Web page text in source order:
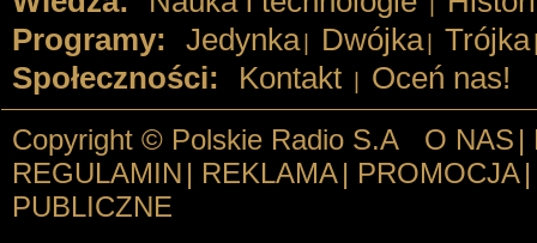
Programy: Jedynka Dwójka Trójka
Społeczności: Kontakt Oceń nas!
Copyright © Polskie Radio S.A O NAS |
REGULAMIN | REKLAMA | PROMOCJA |
PUBLICZNE